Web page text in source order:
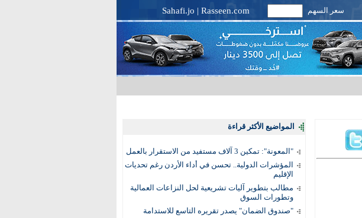
سعر السهم Sahafi.jo | Rasseen.com
المواضيع الأكثر قراءة
"المعونة": تمكين 3 آلاف مستفيد من الاستقرار بالعمل
المؤشرات الدولية.. تحسن في أداء الأردن رغم تحديات
الإقليم
مطالب بتطوير آليات تشريعية لحل النزاعات العمالية
وتطورات السوق
"صندوق الضمان" يصدر تقريره التاسع للاستدامة